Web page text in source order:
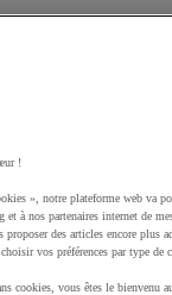
!
», notre plateforme web va
à nos partenaires internet de
proposer des articles encore plus
vos préférences par type de
cookies, vous êtes le bienvenu